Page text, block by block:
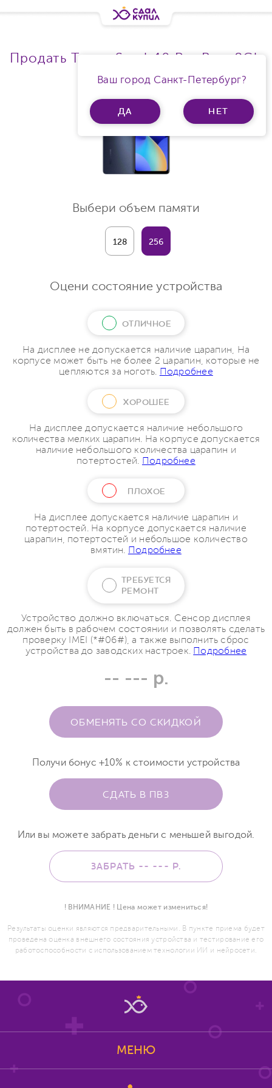
Ваш город Санкт-Петербург?
ДА НЕТ
Продать Tecno Spark 10 Pro Ram 8Gb
KI7
Выбери объем памяти
128 256
Оцени состояние устройства
ОТЛИЧНОЕ
На дисплее не допускается наличие царапин, На
корпусе может быть не более 2 царапин, которые не
цепляются за ноготь. Подробнее
ХОРОШЕЕ
На дисплее допускается наличие небольшого
количества мелких царапин. На корпусе допускается
наличие небольшого количества царапин и
потертостей. Подробнее
ПЛОХОЕ
На дисплее допускается наличие царапин и
потертостей. На корпусе допускается наличие
царапин, потертостей и небольшое количество
вмятин. Подробнее
ТРЕБУЕТСЯ
РЕМОНТ
Устройство должно включаться. Сенсор дисплея
должен быть в рабочем состоянии и позволять сделать
проверку IMEI (*#06#), а также выполнить сброс
устройства до заводских настроек. Подробнее
-- --- р.
ОБМЕНЯТЬ СО СКИДКОЙ
Получи бонус +10% к стоимости устройства
СДАТЬ В ПВЗ
Или вы можете забрать деньги с меньшей выгодой.
ЗАБРАТЬ -- --- Р.
! ВНИМАНИЕ ! Цена может измениться!
Результаты оценки являются предварительными. В пункте приема будет
проведена оценка внешнего состояния устройства и тестирование его
работоспособности с использованием технологии ИИ и нейросети.
МЕНЮ